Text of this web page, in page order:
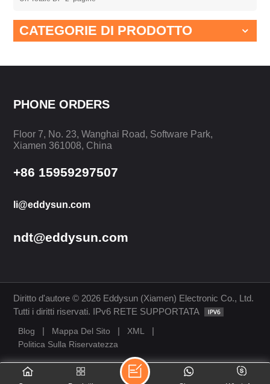
CATEGORIE DI PRODOTTO
PHONE ORDERS
Floor 7, No. 23, Wanghai Road, Software Park,
Xiamen 361008, China
+86 15959297507
li@eddysun.com
ndt@eddysun.com
Diritto d'autore © 2026 Eddysun (Xiamen) Electronic Co., Ltd.
Tutti i diritti riservati. IPv6 RETE SUPPORTATA
Blog | Mappa Del Sito | XML |
Politica Sulla Riservatezza